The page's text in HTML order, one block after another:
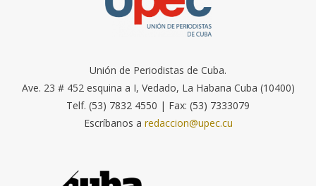
Unión de Periodistas de Cuba.
Ave. 23 # 452 esquina a I, Vedado, La Habana Cuba (10400)
Telf. (53) 7832 4550 | Fax: (53) 7333079
Escríbanos a redaccion@upec.cu